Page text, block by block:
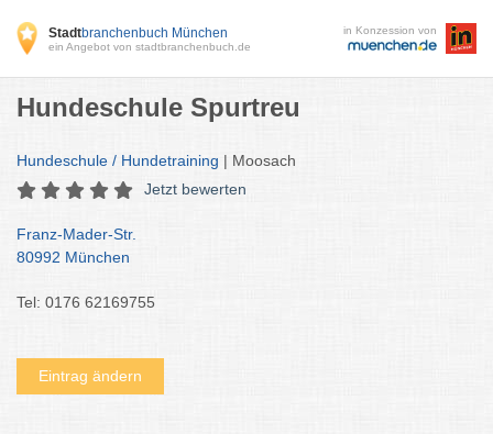
Stadtbranchenbuch München
ein Angebot von stadtbranchenbuch.de
in Konzession von
Hundeschule Spurtreu
Hundeschule / Hundetraining | Moosach
Jetzt bewerten
Franz-Mader-Str.
80992 München
Tel: 0176 62169755
Eintrag ändern